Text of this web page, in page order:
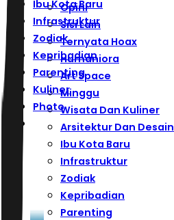
Ibu Kota Baru
Infrastruktur
Zodiak
Kepribadian
Parenting
Kuliner
Photo
Opini
Sisi Lain
Ternyata Hoax
Humaniora
Art Space
Minggu
Wisata Dan Kuliner
Arsitektur Dan Desain
Ibu Kota Baru
Infrastruktur
Zodiak
Kepribadian
Parenting